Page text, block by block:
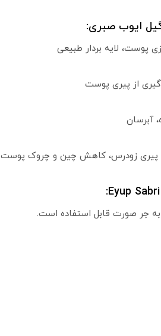
ایوب صبری:
پوست، لایه بردار طبیعی
از پیری پوست
آبرسان
پیری زودرس، کاهش چین و چروک پوست
جر صورت قابل استفاده است.